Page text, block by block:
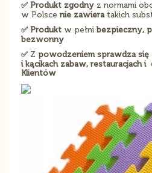
✅ Produkt zgodny z normami
w Polsce nie zawieratakich
✅ Produkt w pełni bezpieczny,
bezwonny
✅ Z powodzeniem sprawdza się
i kącikach zabaw, restauracjach i
Klientów